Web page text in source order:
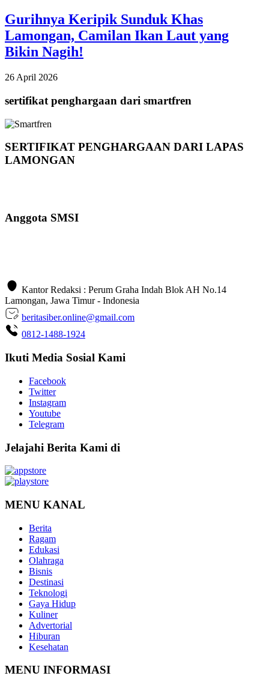
Gurihnya Keripik Sunduk Khas
Lamongan, Camilan Ikan Laut yang
Bikin Nagih!
26 April 2026
sertifikat penghargaan dari smartfren
SERTIFIKAT PENGHARGAAN DARI LAPAS
LAMONGAN
Anggota SMSI
Kantor Redaksi : Perum Graha Indah Blok AH No.14
Lamongan, Jawa Timur - Indonesia
beritasiber.online@gmail.com
0812-1488-1924
Ikuti Media Sosial Kami
Facebook
Twitter
Instagram
Youtube
Telegram
Jelajahi Berita Kami di
MENU KANAL
Berita
Ragam
Edukasi
Olahraga
Bisnis
Destinasi
Teknologi
Gaya Hidup
Kuliner
Advertorial
Hiburan
Kesehatan
MENU INFORMASI